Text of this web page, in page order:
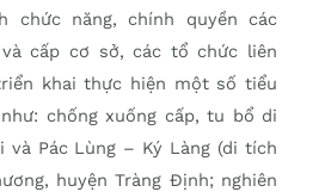
chức năng, chính quyền các
cấp cơ sở, các tổ chức liên
khai thực hiện một số tiểu
chống xuống cấp, tu bổ di
và Pác Lùng – Ký Làng (di tích
huyện Tràng Định; nghiên